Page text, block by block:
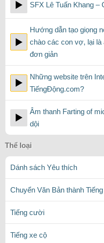
SFX Lê Tuấn Khang –
Hướng dẫn tạo giọng
chào các con vợ, lại là
đơn giản
Những website trên
TiếngĐộng.com?
Âm thanh Farting of
dội
Thể loại
Dánh sách Yêu thích
Chuyển Văn Bản thành
Tiếng cười
Tiếng xe cộ